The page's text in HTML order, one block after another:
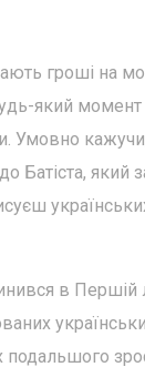
гроші на
який
Умовно
Батіста,
в Першій
подальшого